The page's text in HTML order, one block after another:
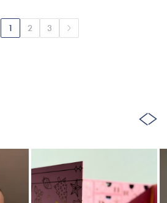
1 2 3